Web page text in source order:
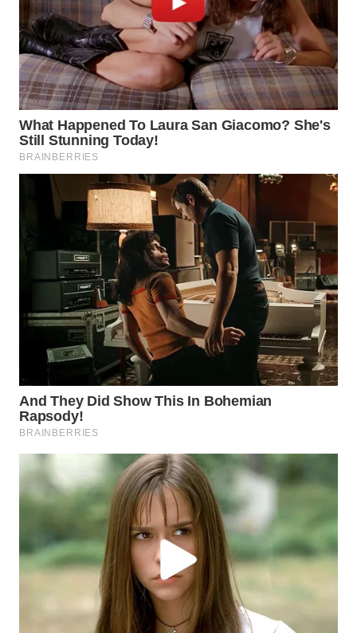
WN
SULUT
WN
MALUKU
WN
MALUT
WN
DAIRI
DANAU
NIAS
WN
LANGKAT
WN
TAPANULI
SELATAN
TANJUNG
LESUNG